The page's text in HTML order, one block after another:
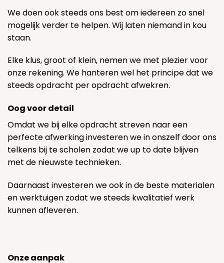
We doen ook steeds ons best om iedereen zo snel
mogelijk verder te helpen. Wij laten niemand in kou
staan.
Elke klus, groot of klein, nemen we met plezier voor
onze rekening. We hanteren wel het principe dat we
steeds opdracht per opdracht afwekren.
Oog voor detail
Omdat we bij elke opdracht streven naar een
perfecte afwerking investeren we in onszelf door ons
telkens bij te scholen zodat we up to date blijven
met de nieuwste technieken.
Daarnaast investeren we ook in de beste materialen
en werktuigen zodat we steeds kwalitatief werk
kunnen afleveren.
Onze aanpak